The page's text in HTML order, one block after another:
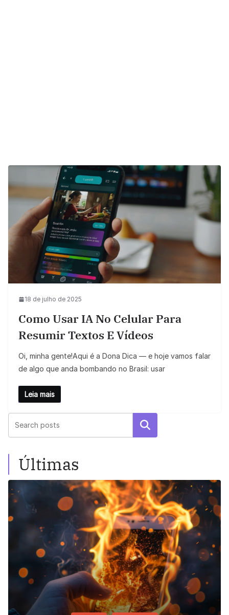
18 de julho de 2025
Como Usar IA No Celular Para
Resumir Textos E Vídeos
Oi, minha gente!Aqui é a Dona Dica — e hoje vamos falar
de algo que anda bombando no Brasil: usar
Leia mais
Pesquisar
Últimas